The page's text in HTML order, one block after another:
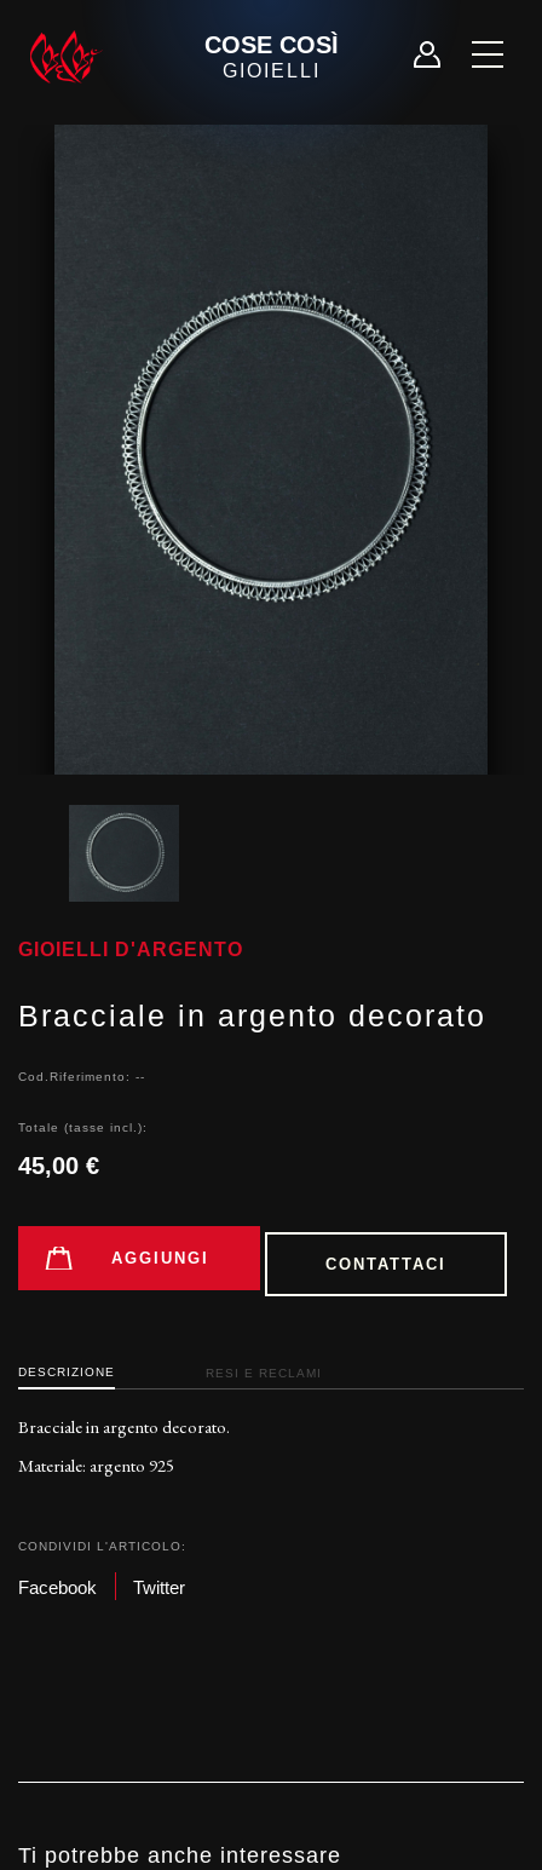
COSE COSÌ
GIOIELLI
GIOIELLI D'ARGENTO
Bracciale in argento decorato
Cod.Riferimento: --
Totale (tasse incl.):
45,00 €
AGGIUNGI CONTATTACI
DESCRIZIONE RESI E RECLAMI
Bracciale in argento decorato.
Materiale: argento 925
CONDIVIDI L'ARTICOLO:
Facebook Twitter
Ti potrebbe anche interessare